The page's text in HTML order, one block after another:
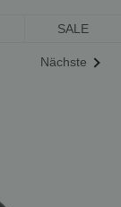
SALE
Nächste